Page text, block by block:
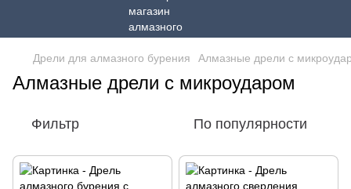
Дрели для алмазного бурения Алмазные дрели с
Алмазные дрели с микроударом
Фильтр По популярности